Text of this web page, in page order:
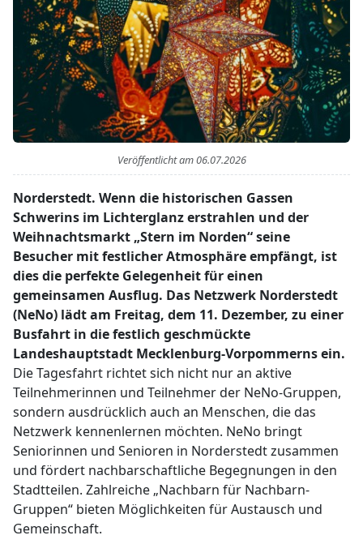
Veröffentlicht am06.07.2026
Norderstedt. Wenn die historischen Gassen
Schwerins im Lichterglanz erstrahlen und der
Weihnachtsmarkt „Stern im Norden“ seine
Besucher mit festlicher Atmosphäre empfängt, ist
dies die perfekte Gelegenheit für einen
gemeinsamen Ausflug. Das Netzwerk Norderstedt
(NeNo) lädt am Freitag, dem 11. Dezember, zu einer
Busfahrt in die festlich geschmückte
Landeshauptstadt Mecklenburg-Vorpommerns ein.
Die Tagesfahrt richtet sich nicht nur an aktive
Teilnehmerinnen und Teilnehmer der NeNo-Gruppen,
sondern ausdrücklich auch an Menschen, die das
Netzwerk kennenlernen möchten. NeNo bringt
Seniorinnen und Senioren in Norderstedt zusammen
und fördert nachbarschaftliche Begegnungen in den
Stadtteilen. Zahlreiche „Nachbarn für Nachbarn-
Gruppen“ bieten Möglichkeiten für Austausch und
Gemeinschaft.